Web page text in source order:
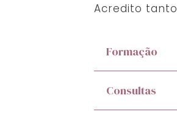
Acredito
Formação
Consultas